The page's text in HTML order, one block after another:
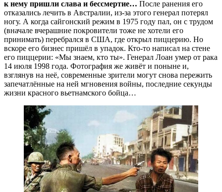
к нему пришли слава и бессмертие… После ранения его
отказались лечить в Австралии, из-за этого генерал потерял
ногу. А когда сайгонский режим в 1975 году пал, он с трудом
(вначале вчерашние покровители тоже не хотели его
принимать) перебрался в США, где открыл пиццерию. Но
вскоре его бизнес пришёл в упадок. Кто-то написал на стене
его пиццерии: «Мы знаем, кто ты». Генерал Лоан умер от рака
14 июля 1998 года. Фотография же живёт и поныне и,
взглянув на неё, современные зрители могут снова пережить
запечатлённые на ней мгновения войны, последние секунды
жизни красного вьетнамского бойца…